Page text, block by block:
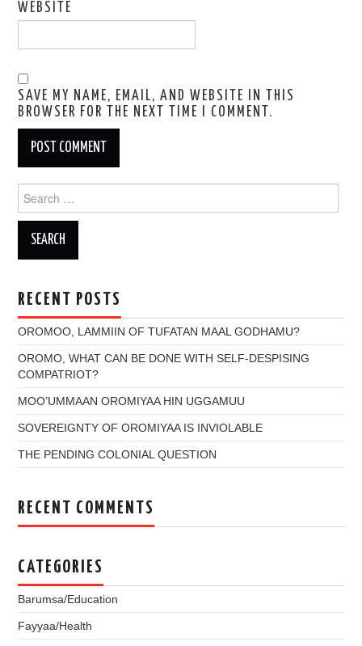
WEBSITE
SAVE MY NAME, EMAIL, AND WEBSITE IN THIS
BROWSER FOR THE NEXT TIME I COMMENT.
for:
RECENT POSTS
OROMOO, LAMMIIN OF TUFATAN MAAL GODHAMU?
OROMO, WHAT CAN BE DONE WITH SELF-DESPISING
COMPATRIOT?
MOO’UMMAAN OROMIYAA HIN UGGAMUU
SOVEREIGNTY OF OROMIYAA IS INVIOLABLE
THE PENDING COLONIAL QUESTION
RECENT COMMENTS
CATEGORIES
Barumsa/Education
Fayyaa/Health